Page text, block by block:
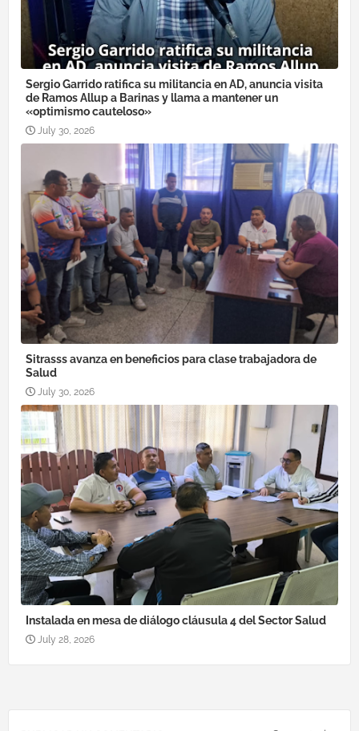
Sergio Garrido ratifica su militancia en AD, anuncia visita
de Ramos Allup a Barinas y llama a mantener un
«optimismo cauteloso»
July 30, 2026
Sitrasss avanza en beneficios para clase trabajadora de
Salud
July 30, 2026
Instalada en mesa de diálogo cláusula 4 del Sector Salud
July 28, 2026